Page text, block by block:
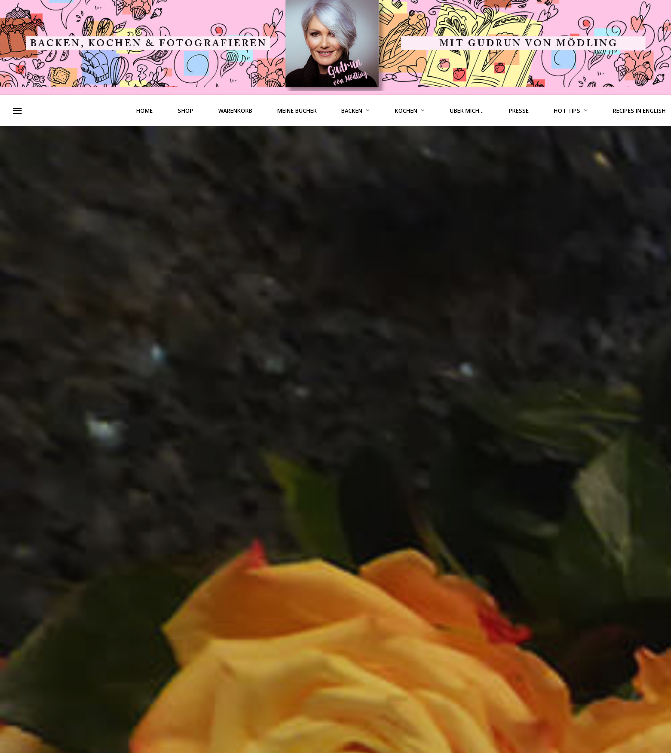
HOME SHOP WARENKORB MEINE BÜCHER BACKEN KOCHEN ÜBER MICH… PRESSE HOT TIPS RECIPES IN ENGLISH